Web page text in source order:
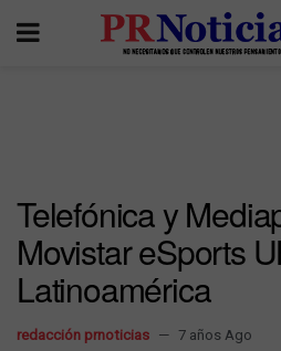
Telefónica y
Movistar eSports
Latinoamérica
redacción prnoticias 7 años Ago